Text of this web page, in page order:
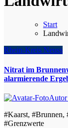
Start
Rhein-Kreis Neuss
Nitrat im
alarmierende
Autor
#Kaarst, #Brunnen, #Trinkwasserbelastung, #Nitratbelastungen,
#Grenzwerte